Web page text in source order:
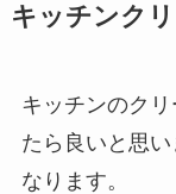
キッチンク
キッチンのク
たら良いと思
なります。